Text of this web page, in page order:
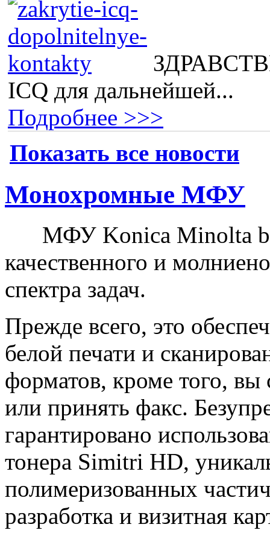
ICQ для дальнейшей...
Подробнее >>>
Показать все новости
Монохромные МФУ
МФУ Konica Minolta
качественного и
спектра задач.
Прежде всего, это
белой печати и
форматов, кроме того, вы
или принять факс.
гарантировано
тонера Simitri HD,
полимеризованных
разработка и визитная